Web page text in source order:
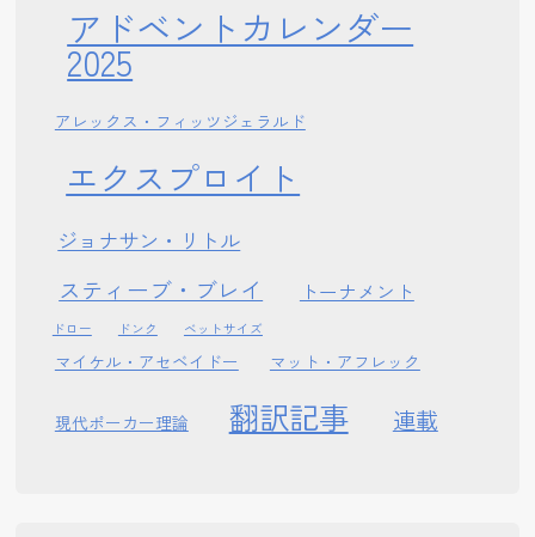
アドベントカレンダー
2025
アレックス・フィッツジェラルド
エクスプロイト
ジョナサン・リトル
スティーブ・ブレイ トーナメント
ドロー ドンク ベットサイズ
マイケル・アセベイドー マット・アフレック
現代ポーカー理論 翻訳記事 連載